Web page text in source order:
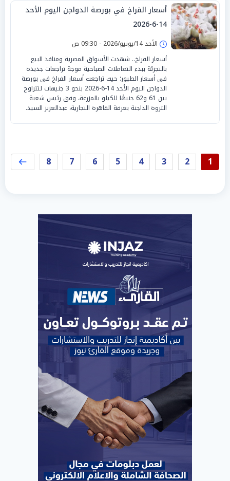
أسعار الفراخ في بورصة الدواجن اليوم الأحد
14-6-2026
الأحد 14/يونيو/2026 - 09:30 ص
أسعار الفراخ.. شهدت الأسواق المصرية ومنافذ البيع
بالتجزئة ببدء التعاملات الصباحية موجة تراجعات جديدة
في أسعار الطيور؛ حيث تراجعت أسعار الفراخ في بورصة
الدواجن اليوم الأحد 14-6-2026 بنحو 3 جنيهات لتتراوح
بين 61 و62 جنيهًا للكيلو بالمزرعة، وفق رئيس شعبة
الثروة الداجنة بغرفة القاهرة التجارية، عبدالعزيز السيد.
1
2
3
4
5
6
7
8